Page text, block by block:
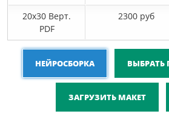
20х30 Верт.
PDF
2300 руб
НЕЙРОСБОРКА
ЗАГРУЗИТЬ МАКЕТ